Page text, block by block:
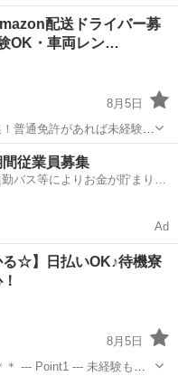
を始めたい！」 そんなあ
配送ドライバー募
OK・車両レン…
8月5日
普通免許があれば未経験
年齢・性別・学歴・職歴
従業員募集
バス等によりお金が貯まりや
Ad
る☆】日払いOK♪待機寮
8月5日
就